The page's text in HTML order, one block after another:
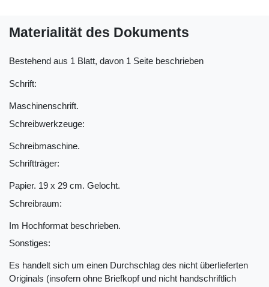
Materialität des Dokuments
Bestehend aus 1 Blatt, davon 1 Seite beschrieben
Schrift:
Maschinenschrift.
Schreibwerkzeuge:
Schreibmaschine.
Schriftträger:
Papier. 19 x 29 cm. Gelocht.
Schreibraum:
Im Hochformat beschrieben.
Sonstiges:
Es handelt sich um einen Durchschlag des nicht überlieferten
Originals (insofern ohne Briefkopf und nicht handschriftlich